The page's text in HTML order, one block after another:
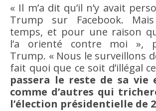
« Il m’a dit qu’il n’y avait
Trump sur Facebook.
temps, et pour une raison
l’a orienté contre moi »,
Trump. « Nous le surveillons
fait quoi que ce soit d’illégal
passera le reste de sa vie
comme d’autres qui
l’élection présidentielle de